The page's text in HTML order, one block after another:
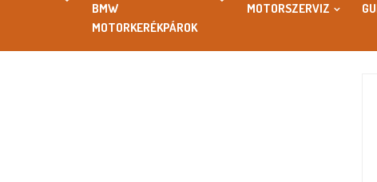
BMW
MOTORKERÉKPÁROK
MOTORSZERVIZ